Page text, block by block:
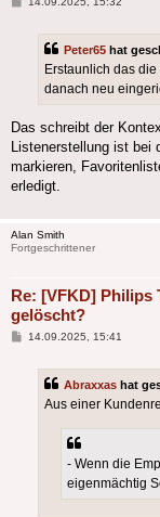
Peter65 hat
Erstaunlich das
danach neu
Das schreibt der
Listenerstellung ist bei
markieren,
erledigt.
Alan Smith
Fortgeschrittener
Re: [VFKD] Philips
gelöscht?
Beitrag
14.09.2025, 15:41
Abraxxas hat
Aus einer
- Wenn die
eigenmächtig